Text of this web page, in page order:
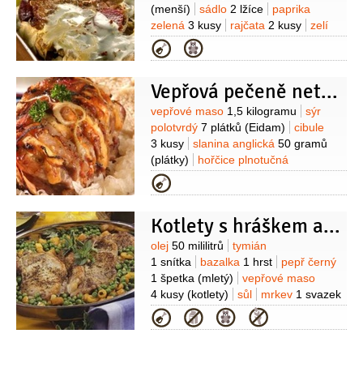
(menší)
sádlo 2 lžíce
paprika
zelená 3 kusy rajčata 2 kusy
zelí
bílé
400 gramů
sladkokyselém nálevu)
klobása
600 gramů
víno bílé100 mililitrů
Kategorie
Vepřová pečeně netradičně
Suroviny
vepřové maso 1,5 kilogramu
sýr
polotvrdý 7 plátků (Eidam)
cibule
3 kusy
slanina anglická 50 gramů
(plátky)
hořčice plnotučná
7 lžiček
2 lžíce
voda(nebo vývar na
Kategorie
Kotlety s hráškem a mátou
Suroviny
olej 50 mililitrů
tymián
1 snítka
bazalka 1 hrst
pepř černý
1 špetka (mletý)
vepřové maso
4 kusy (kotlety) sůl mrkev 1 svazek
(mladá)
hrášek
400 gramů
(mražený)
cibule1 kus (menší )
Kategorie